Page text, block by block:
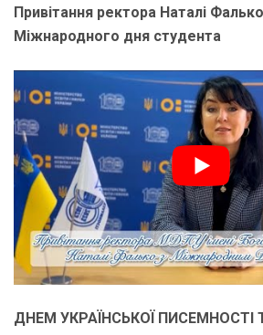
Привітання ректора Наталі
Міжнародного дня студента
ДНЕМ УКРАЇНСЬКОЇ ПИСЕМНОСТІ